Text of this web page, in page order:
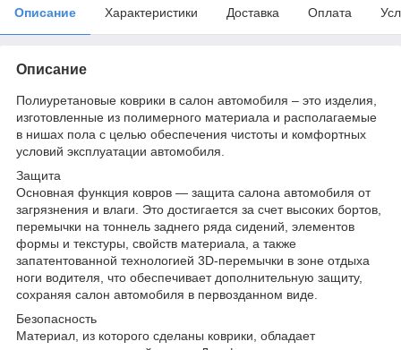
Описание Характеристики Доставка Оплата
Описание
Полиуретановые коврики в салон автомобиля – это изделия,
изготовленные из полимерного материала и располагаемые
в нишах пола с целью обеспечения чистоты и комфортных
условий эксплуатации автомобиля.
Защита
Основная функция ковров — защита салона автомобиля от
загрязнения и влаги. Это достигается за счет высоких бортов,
перемычки на тоннель заднего ряда сидений, элементов
формы и текстуры, свойств материала, а также
запатентованной технологией 3D-перемычки в зоне отдыха
ноги водителя, что обеспечивает дополнительную защиту,
сохраняя салон автомобиля в первозданном виде.
Безопасность
Материал, из которого сделаны коврики, обладает